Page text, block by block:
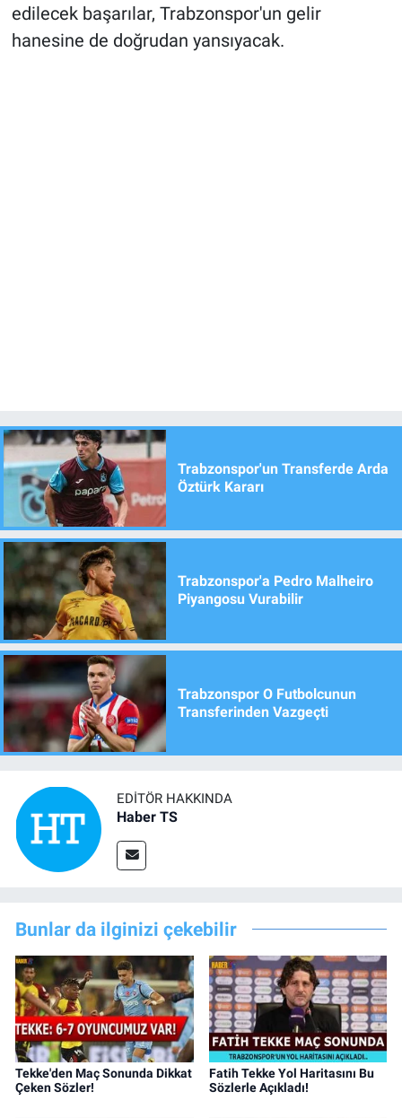
edilecek başarılar, Trabzonspor'un gelir
hanesine de doğrudan yansıyacak.
Trabzonspor'un Transferde Arda
Öztürk Kararı
Trabzonspor'a Pedro Malheiro
Piyangosu Vurabilir
Trabzonspor O Futbolcunun
Transferinden Vazgeçti
EDITÖR HAKKINDA
Haber TS
Bunlar da ilginizi çekebilir
Tekke'den Maç Sonunda Dikkat
Çeken Sözler!
Fatih Tekke Yol Haritasını Bu
Sözlerle Açıkladı!